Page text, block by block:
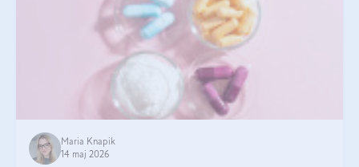
Maria Knapik
14 maj 2026